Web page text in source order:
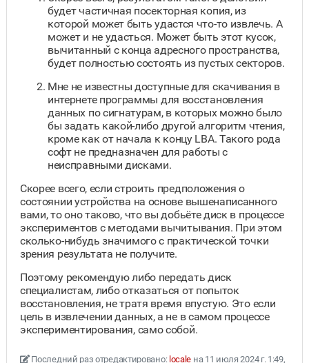
будет частичная посекторная копия, из
которой может быть удастся что-то извлечь. А
может и не удасться. Может быть этот кусок,
вычитанный с конца адресного пространства,
будет полностью состоять из пустых секторов.
Мне не известны доступные для скачивания в
интернете программы для восстановления
данных по сигнатурам, в которых можно было
бы задать какой-либо другой алгоритм чтения,
кроме как от начала к концу LBA. Такого рода
софт не предназначен для работы с
неисправными дисками.
Скорее всего, если строить предположения о
состоянии устройства на основе вышенаписанного
вами, то оно таково, что вы добьёте диск в процессе
экспериментов с методами вычитывания. При этом
сколько-нибудь значимого с практической точки
зрения результата не получите.
Поэтому рекомендую либо передать диск
специалистам, либо отказаться от попыток
восстановления, не тратя время впустую. Это если
цель в извлечении данных, а не в самом процессе
экспериментирования, само собой.
Последний раз отредактировано: locale на 11 июля 2024 г. 1:49,